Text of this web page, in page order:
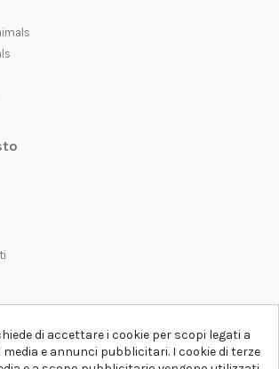
trasmettano anche un messaggio importante.
di una t-shirt unica e di tendenza, di una felpa
di accettare i cookie per scopi legati a
e annunci pubblicitari. I cookie di terze